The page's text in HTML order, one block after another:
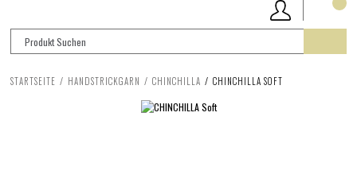
STARTSEITE HANDSTRICKGARN CHINCHILLA CHINCHILLA SOFT